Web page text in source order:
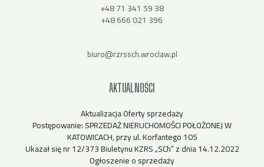
+48 71 341 59 38
+48 666 021 396
biuro@rzrssch.wroclaw.pl
AKTUALNOŚCI
Aktualizacja Oferty sprzedaży
Postępowanie: SPRZEDAŻ NIERUCHOMOŚCI POŁOŻONEJ W
KATOWICACH, przy ul. Korfantego 105
Ukazał się nr 12/373 Biuletynu KZRS „SCh” z dnia 14.12.2022
Ogłoszenie o sprzedaży